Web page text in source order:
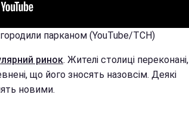
парканом (YouTube/ТСН)
ринок. Жителі столиці переконані,
що його зносять назовсім. Деякі
новими.